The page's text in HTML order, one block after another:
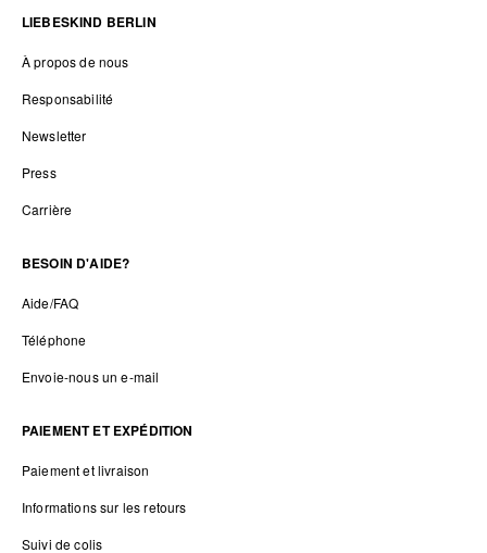
LIEBESKIND BERLIN
À propos de nous
Responsabilité
Newsletter
Press
Carrière
BESOIN D'AIDE?
Aide/FAQ
Téléphone
Envoie-nous un e-mail
PAIEMENT ET EXPÉDITION
Paiement et livraison
Informations sur les retours
Suivi de colis